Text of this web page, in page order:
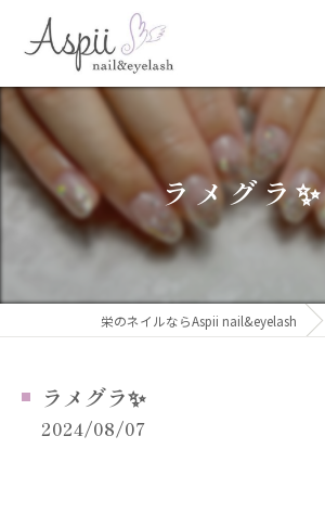
ラメグラ✨
栄のネイルならAspii nail&eyelash
ラメグラ✨
2024/08/07